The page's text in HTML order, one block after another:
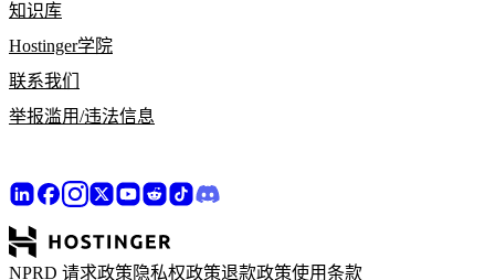
知识库
Hostinger学院
联系我们
举报滥用/违法信息
NPRD 请求政策 隐私权政策退款政策使用条款